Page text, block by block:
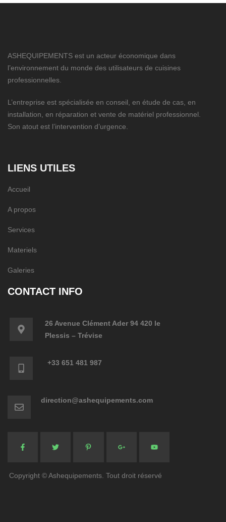
ASHEQUIPEMENTS est un acteur économique dans
l’environnement du monde des utilisateurs de cuisines
professionnelles.
L’entreprise est spécialisée en conseil, en étude de cas, en
installation, en réparation et vente de matériel professionnel.
Son atout est l’intervention d’urgence.
LIENS UTILES
Accueil
A propos
Services
Materiels
Galeries
CONTACT INFO
26 Avenue Clément Ader 94 420 le
Plessis – Trévise
+33 651 481 987
direction@ashequipements.com
Copyright © Ashequipements. Tout droit réservé